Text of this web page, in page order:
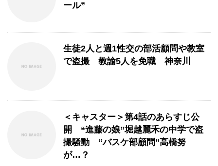
ール”
生徒2人と週1性交の部活顧問や教室
で盗撮 教諭5人を免職 神奈川
＜キャスター＞第4話のあらすじ公
開 “進藤の娘”堀越麗禾の中学で盗
撮騒動 “バスケ部顧問”高橋努
が…？